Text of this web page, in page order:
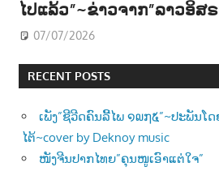
ໄປແລ້ວ”~ຂ່າວຈາກ”ລາວອິສ
07/07/2026
RECENT POSTS
ເພັງ”ຊີວີດຄົນລີ້ໄພ ໑໙໗໕”~ປະພັນໂ
ໄຕ້~cover by Deknoy music
ໜັງຈີນປາກໄທຍ”ຄຸນໜູເອົາແຕ່ໃຈ”